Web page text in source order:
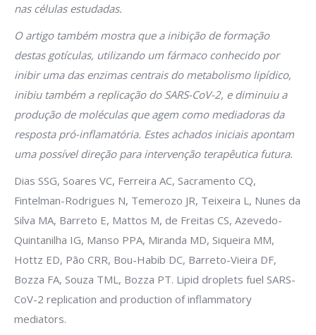
nas células estudadas.
O artigo também mostra que a inibição de formação
destas gotículas, utilizando um fármaco conhecido por
inibir uma das enzimas centrais do metabolismo lipídico,
inibiu também a replicação do SARS-CoV-2, e diminuiu a
produção de moléculas que agem como mediadoras da
resposta pró-inflamatória. Estes achados iniciais apontam
uma possível direção para intervenção terapêutica futura.
Dias SSG, Soares VC, Ferreira AC, Sacramento CQ,
Fintelman-Rodrigues N, Temerozo JR, Teixeira L, Nunes da
Silva MA, Barreto E, Mattos M, de Freitas CS, Azevedo-
Quintanilha IG, Manso PPA, Miranda MD, Siqueira MM,
Hottz ED, Pão CRR, Bou-Habib DC, Barreto-Vieira DF,
Bozza FA, Souza TML, Bozza PT. Lipid droplets fuel SARS-
CoV-2 replication and production of inflammatory
mediators.